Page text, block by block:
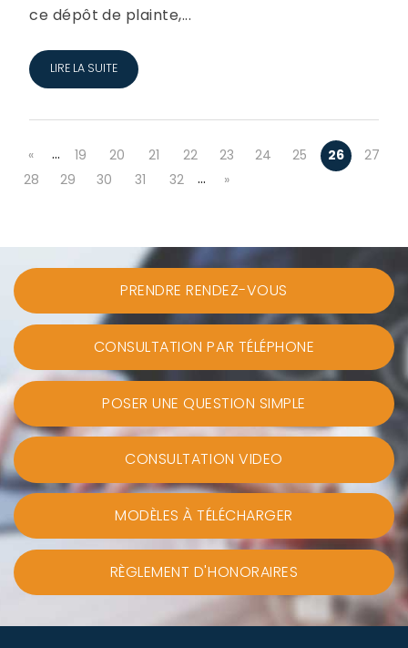
ce dépôt de plainte,...
LIRE LA SUITE
« … 19 20 21 22 23 24 25 26
27
28
29 30 31 32 … »
PRENDRE RENDEZ-VOUS
CONSULTATION PAR TÉLÉPHONE
POSER UNE QUESTION SIMPLE
CONSULTATION VIDEO
MODÈLES À TÉLÉCHARGER
RÈGLEMENT D'HONORAIRES